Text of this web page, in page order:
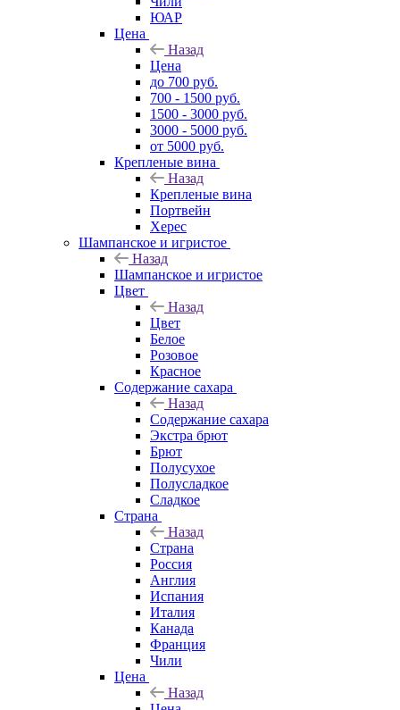
ЮАР
Цена
Назад
Цена
до 700 руб.
700 - 1500 руб.
1500 - 3000 руб.
3000 - 5000 руб.
от 5000 руб.
Крепленые вина
Назад
Крепленые вина
Портвейн
Херес
Шампанское и игристое
Назад
Шампанское и игристое
Цвет
Назад
Цвет
Белое
Розовое
Красное
Содержание сахара
Назад
Содержание сахара
Экстра брют
Брют
Полусухое
Полусладкое
Сладкое
Страна
Назад
Страна
Россия
Англия
Испания
Италия
Канада
Франция
Чили
Цена
Назад